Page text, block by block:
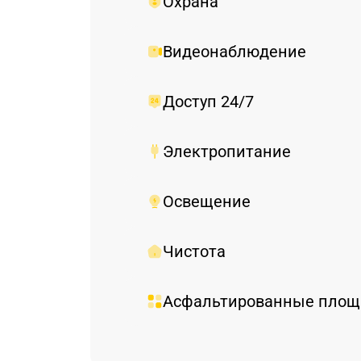
Видеонаблюдение
Доступ 24/7
Электропитание
Освещение
Чистота
Асфальтированные